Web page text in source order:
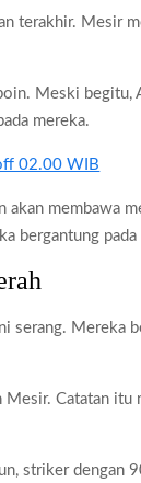
terakhir. Mesir
Meski
mereka.
02.00 WIB
membawa
bergantung pada
serang. Mereka
Catatan itu
striker dengan